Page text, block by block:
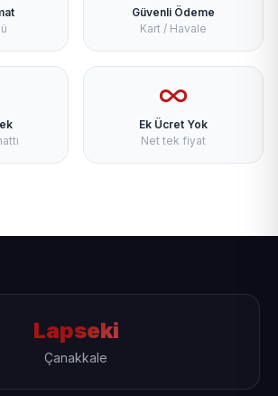
Güvenli Ödeme
Kart / Havale
Ek Ücret Yok
Net tek fiyat
Lapseki
Çanakkale